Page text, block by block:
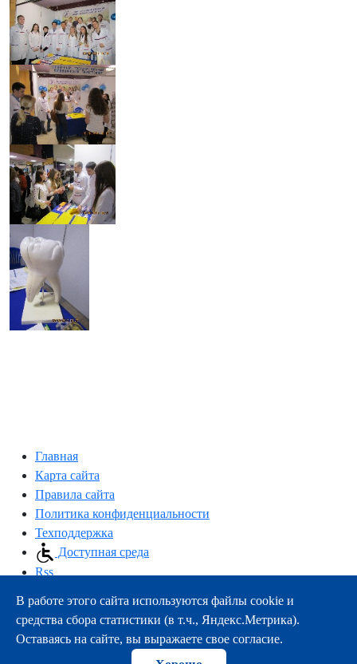
Главная
Карта сайта
Правила сайта
Политика конфиденциальности
Техподдержка
Доступная среда
Rss
163000, г.Архангельск, пр-т Троицкий, 51
тел.:+7 (8182) 21-11-63
e-mail:info@nsmu.ru
В работе этого сайта используются файлы cookie и
средства сбора статистики (в т.ч., Яндекс.Метрика).
Оставаясь на сайте, вы выражаете свое согласие.